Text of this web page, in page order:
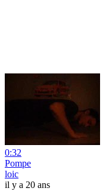
0:32
Pompe
loic
il y a 20 ans